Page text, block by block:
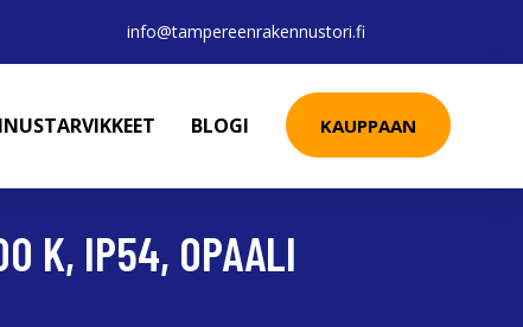
info@tampereenrakennustori.fi
BLOGI KAUPPAAN
K, IP54, OPAALI